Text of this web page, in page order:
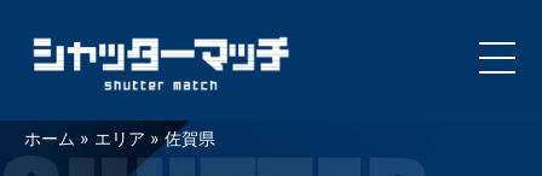
Skip
to
ホーム » エリア » 佐賀県